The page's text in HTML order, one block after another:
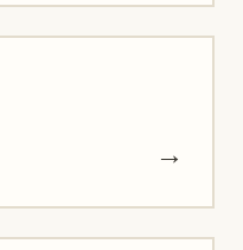
→